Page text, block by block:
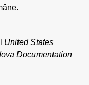
United States
Documentation